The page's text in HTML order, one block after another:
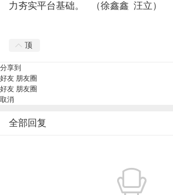
力夯实平台基础。 （徐鑫鑫 汪立）
顶
分享到
好友 朋友圈
好友 朋友圈
取消
全部回复